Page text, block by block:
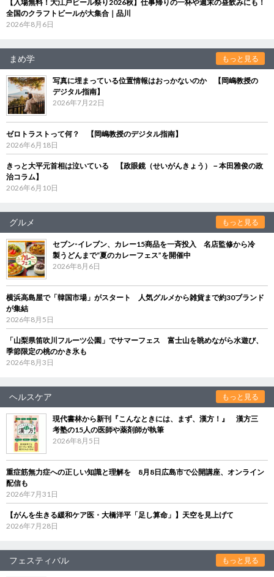
【入場無料！大江戸ビール祭り2026秋】仕事帰りの一杯や週末の昼飲みにも！
全国のクラフトビールが大集合｜品川
2026年8月6日
まめ学 もっと見る
写真に埋まっている位置情報はおっかないのか 【岡嶋教授の
デジタル指南】
2026年7月22日
ゼロトラストって何？ 【岡嶋教授のデジタル指南】
2026年6月18日
きっと大平元首相は泣いている 【政眼鏡（せいがんきょう）－本田雅俊の政
治コラム】
2026年6月10日
グルメ もっと見る
セブン‐イレブン、カレー15商品を一斉投入 名店監修から冷
製うどんまで“夏のカレーフェス”を開催中
2026年8月6日
横浜高島屋で「韓国市場」がスタート 人気グルメから雑貨まで約30ブランド
が集結
2026年8月5日
「山梨県笛吹川フルーツ公園」でサマーフェス 富士山を眺めながら水遊び、
季節限定の桃のかき氷も
2026年8月3日
ヘルスケア もっと見る
現代書林から新刊『こんなときには、まず、漢方！』 漢方三
考塾の15人の医師や薬剤師が執筆
2026年8月5日
重症筋無力症への正しい知識と理解を 8月8日広島市で公開講座、オンライン
配信も
2026年7月31日
【がんを生きる緩和ケア医・大橋洋平「足し算命」】天空を見上げて
2026年7月28日
フェスティバル もっと見る